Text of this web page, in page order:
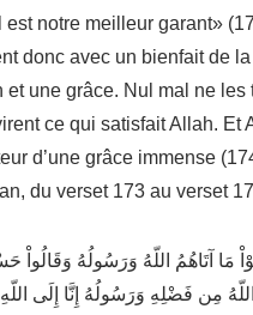
est notre meilleur garant»
donc avec un bienfait de
et une grâce. Nul mal ne les
ce qui satisfait Allah. Et
d’une grâce immense
du verset 173 au verset
مَا آتَاهُمُ اللّهُ وَرَسُولُهُ وَقَالُواْ
اللّهُ مِن فَضْلِهِ وَرَسُولُهُ إِنَّا إِلَى اللّهِ